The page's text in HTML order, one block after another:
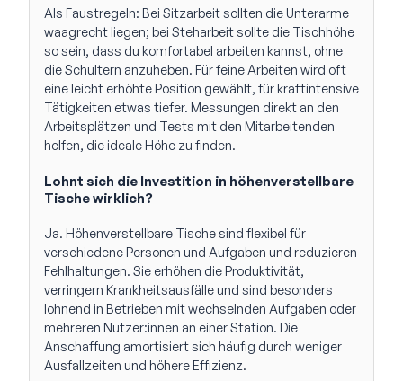
Als Faustregeln: Bei Sitzarbeit sollten die Unterarme
waagrecht liegen; bei Steharbeit sollte die Tischhöhe
so sein, dass du komfortabel arbeiten kannst, ohne
die Schultern anzuheben. Für feine Arbeiten wird oft
eine leicht erhöhte Position gewählt, für kraftintensive
Tätigkeiten etwas tiefer. Messungen direkt an den
Arbeitsplätzen und Tests mit den Mitarbeitenden
helfen, die ideale Höhe zu finden.
Lohnt sich die Investition in höhenverstellbare
Tische wirklich?
Ja. Höhenverstellbare Tische sind flexibel für
verschiedene Personen und Aufgaben und reduzieren
Fehlhaltungen. Sie erhöhen die Produktivität,
verringern Krankheitsausfälle und sind besonders
lohnend in Betrieben mit wechselnden Aufgaben oder
mehreren Nutzer:innen an einer Station. Die
Anschaffung amortisiert sich häufig durch weniger
Ausfallzeiten und höhere Effizienz.